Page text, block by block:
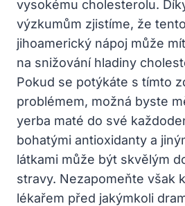
vysokému cholesterolu.
výzkumům zjistíme, že
jihoamerický nápoj může
na snižování hladiny
Pokud se potýkáte s tímto
problémem, možná byste
yerba maté do své
bohatými antioxidanty a
látkami může být skvělým
stravy. Nezapomeňte však
lékařem před jakýmkoli